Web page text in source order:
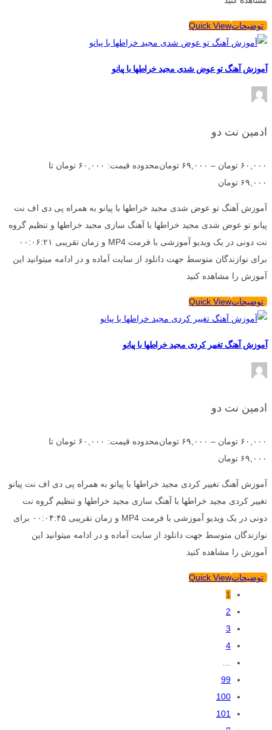
توضیحاتQuick View
آموزش آهنگ تو عوض شدی مجید خراطها با پیانو
ادمین نت دو
۶۰,۰۰۰ تومان – ۶۹,۰۰۰ تومان
محدوده قیمت: ۶۰,۰۰۰ تومان تا
۶۹,۰۰۰ تومان
آموزش آهنگ تو عوض شدی مجید خراطها با پیانو به همراه پی دی اف نت
پیانو تو عوض شدی مجید خراطها با آهنگ سازی مجید خراطها و تنظیم گروه
نت دونی در یک ویدیو آموزشی با فرمت MP4 و زمان تقریبی ۰۰:۰۶:۲۱
برای نوازندگان متوسط جهت دانلود از سایت آماده و در ادامه میتوانید این
آموزش را مشاهده کنید
توضیحاتQuick View
آموزش آهنگ تغییر کردی مجید خراطها با پیانو
ادمین نت دو
۶۰,۰۰۰ تومان – ۶۹,۰۰۰ تومان
محدوده قیمت: ۶۰,۰۰۰ تومان تا
۶۹,۰۰۰ تومان
آموزش آهنگ تغییر کردی مجید خراطها با پیانو به همراه پی دی اف نت پیانو
تغییر کردی مجید خراطها با آهنگ سازی مجید خراطها و تنظیم گروه نت
دونی در یک ویدیو آموزشی با فرمت MP4 و زمان تقریبی ۰۰:۰۴:۴۵ برای
نوازندگان متوسط جهت دانلود از سایت آماده و در ادامه میتوانید این
آموزش را مشاهده کنید
توضیحاتQuick View
1
2
3
4
99
100
101